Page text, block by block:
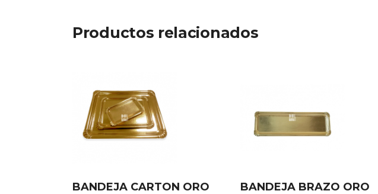
Productos relacionados
BANDEJA CARTON ORO
BANDEJA BRAZO ORO